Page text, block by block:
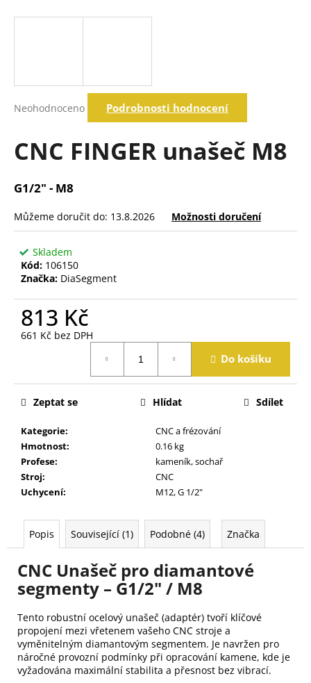
hodnocení
0,0
hvězdiček.
Neohodnoceno Podrobnosti hodnocení
CNC FINGER unašeč M8
G1/2" - M8
Můžeme doručit do: 13.8.2026 Možnosti doručení
Skladem
Kód: 106150
Značka: DiaSegment
813 Kč
661 Kč bez DPH
Do košíku
Kategorie:
CNC a frézování
Hmotnost:
0.16 kg
Profese:
kameník, sochař
Stroj:
CNC
Uchycení: M12, G 1/2"
Zeptat se Hlídat Sdílet
Popis Související (1) Podobné (4) Značka
CNC Unašeč pro diamantové
segmenty – G1/2" / M8
Tento robustní ocelový unašeč (adaptér) tvoří klíčové
propojení mezi vřetenem vašeho CNC stroje a
vyměnitelným diamantovým segmentem. Je navržen pro
náročné provozní podmínky při opracování kamene, kde je
vyžadována maximální stabilita a přesnost bez vibrací.
a
?
Hledat
D
o
p
r
u
u
e